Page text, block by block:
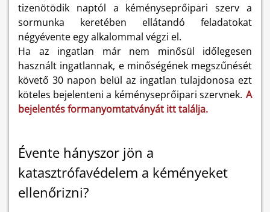
tizenötödik naptól a kéményseprőipari szerv a
sormunka keretében ellátandó feladatokat
négyévente egy alkalommal végzi el.
Ha az ingatlan már nem minősül időlegesen
használt ingatlannak, e minőségének megszűnését
követő 30 napon belül az ingatlan tulajdonosa ezt
köteles bejelenteni a kéményseprőipari szervnek. A
bejelentés formanyomtatványát itt találja.
Évente hányszor jön a
katasztrófavédelem a kéményeket
ellenőrizni?